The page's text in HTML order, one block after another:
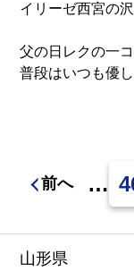
イリーゼ西宮の
父の日レクの一
普段はいつも優
スタッフからの
さんたちの目が
難読地名を見事
ぎる父の日でした
前へ …
山形県